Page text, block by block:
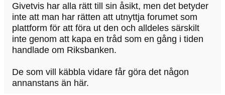
Givetvis har alla rätt till sin åsikt, men det betyder
inte att man har rätten att utnyttja forumet som
plattform för att föra ut den och alldeles särskilt
inte genom att kapa en tråd som en gång i tiden
handlade om Riksbanken.
De som vill käbbla vidare får göra det någon
annanstans än här.